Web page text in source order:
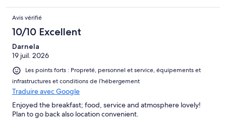
Avis vérifié
10/10 Excellent
Darnela
19 juil. 2026
Les points forts : Propreté, personnel et service, équipements et
infrastructures et conditions de l’hébergement
Traduire avec Google
Enjoyed the breakfast; food, service and atmosphere lovely!
Plan to go back also location convenient.